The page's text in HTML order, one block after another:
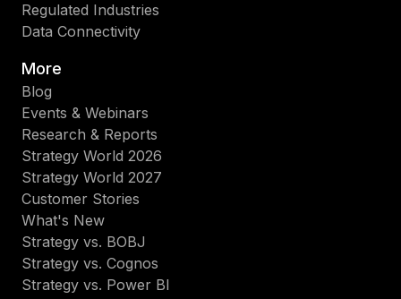
Regulated Industries
Data Connectivity
More
Blog
Events & Webinars
Research & Reports
Strategy World 2026
Strategy World 2027
Customer Stories
What's New
Strategy vs. BOBJ
Strategy vs. Cognos
Strategy vs. Power BI